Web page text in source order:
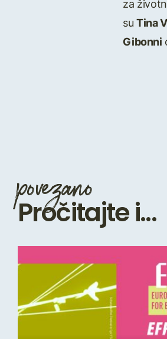
za
suTina
Gibonni
povezano
Pročitajte i...